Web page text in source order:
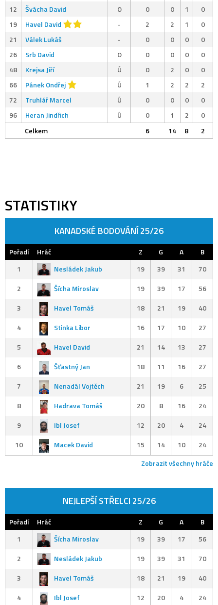
12 Švácha David O 0 0 1
0
19
Havel David - 2 2 1
0
21
Válek Lukáš - 0 0 0
0
26
Srb David O 0 0 0
0
48
Krejsa Jiří Ú 0 2 0
0
66
Pánek Ondřej Ú 1 2 2
2
72
Truhlář Marcel Ú 0 0 0
0
96
Heran Jindřich Ú 0 1 2
0
Celkem
6 14 8 2
STATISTIKY
KANADSKÉ BODOVÁNÍ 25/26
Pořadí Hráč Z G A
B
1
Nesládek Jakub 19 39 31
70
2
Šícha Miroslav 19 39 17
56
3
Havel Tomáš 18 21 19
40
4
Stinka Libor 16 17 10
27
5
Havel David 21 14 13
27
6
Šťastný Jan 18 11 16
27
7
Nenadál Vojtěch 21 19 6
25
8
Hadrava Tomáš 20 8 16
24
9
Ibl Josef 12 20 4
24
10
Macek David 15 14 10
24
Zobrazit všechny hráče
NEJLEPŠÍ STŘELCI 25/26
Pořadí Hráč Z G A
B
1
Šícha Miroslav 19 39 17
56
2
Nesládek Jakub 19 39 31
70
3
Havel Tomáš 18 21 19
40
4
Ibl Josef 12 20 4
24